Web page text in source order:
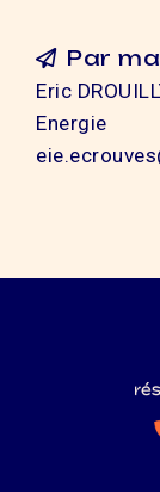
Par
Eric
Energie